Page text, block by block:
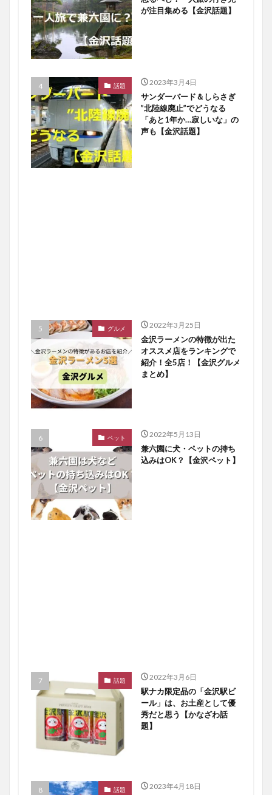
が注目集める【金沢話題】
話題 2023年3月4日
サンダーバード＆しらさぎ
”北陸線廃止”でどうなる
「あと1年か…寂しいな」の
声も【金沢話題】
グルメ 2022年3月25日
金沢ラーメンの特徴が出た
オススメ店をランキングで
紹介！全5店！【金沢グルメ
まとめ】
ペット 2022年5月13日
兼六園に犬・ペットの持ち
込みはOK？【金沢ペット】
話題 2022年3月6日
駅ナカ限定品の「金沢駅ビ
ール」は、お土産として優
秀だと思う【かなざわ話
題】
話題 2023年4月18日